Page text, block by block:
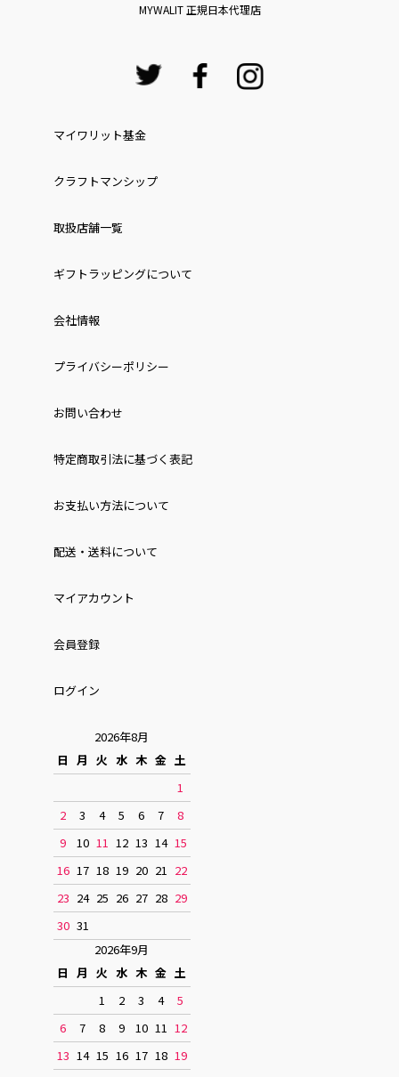
MYWALIT 正規日本代理店
マイワリット基金
クラフトマンシップ
取扱店舗一覧
ギフトラッピングについて
会社情報
プライバシーポリシー
お問い合わせ
特定商取引法に基づく表記
お⽀払い⽅法について
配送・送料について
マイアカウント
会員登録
ログイン
2026年8月
日 月 火 水 木 金 土
1
2
3 4 5 6 7
8
9
10 11 12 13 14 15
16 17 18 19 20 21 22
23 24 25 26 27 28 29
30 31
2026年9月
日 月 火 水 木 金 土
1
2 3 4
5
6
7 8 9 10 11 12
13 14 15 16 17 18 19